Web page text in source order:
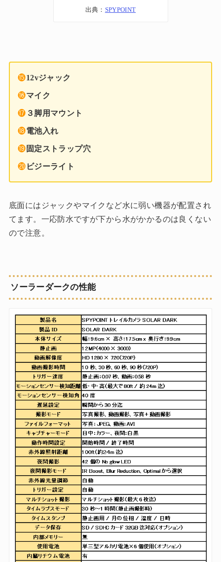
出典： SPYPOINT
⓯12vジャック
⓰マイク
⓱ ３脚用マウント
⓲電池入れ
⓳ 固定ストラップ穴
⓴ ビジーライト
底面にはジャックやマイクなど水に弱い機器が配置され
てます。一応防水ですが下から水がかかるのは良くない
ので注意。
ソーラーダークの性能